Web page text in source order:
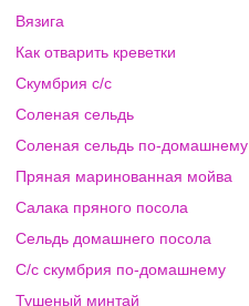
Вязига
Как отварить креветки
Скумбрия с/с
Соленая сельдь
Соленая сельдь по-домашнему
Пряная маринованная мойва
Салака пряного посола
Сельдь домашнего посола
С/с скумбрия по-домашнему
Тушеный минтай